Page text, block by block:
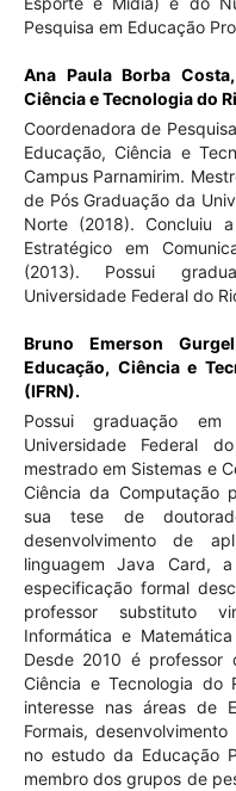
Pesquisa em Educação
Ana Paula Borba
Ciência e Tecnologia do
Coordenadora de
Educação, Ciência e
Campus Parnamirim.
de Pós Graduação da
Norte (2018). Concluiu
Estratégico em
(2013). Possui
Universidade Federal do
Bruno Emerson
Educação, Ciência e
(IFRN).
Possui graduação
Universidade Federal
mestrado em Sistemas e
Ciência da Computação
sua tese de
desenvolvimento de
linguagem Java Card,
especificação formal
professor substituto
Informática e
Desde 2010 é professor
Ciência e Tecnologia do
interesse nas áreas de
Formais,
no estudo da Educação
membro dos grupos de